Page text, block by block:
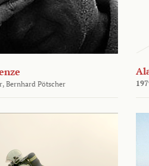
Bernhard Pötscher